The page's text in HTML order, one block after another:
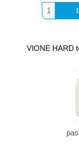
VIONE HARD